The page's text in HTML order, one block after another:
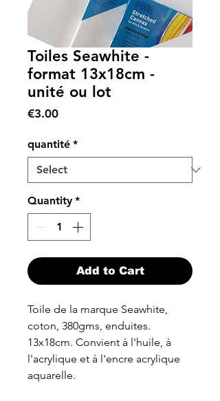
Toiles Seawhite -
format 13x18cm -
unité ou lot
€3.00Price
quantité *
Quantity *
Add to Cart
Toile de la marque Seawhite,
coton, 380gms, enduites.
13x18cm. Convient à l'huile, à
l'acrylique et à l'encre acrylique
aquarelle.